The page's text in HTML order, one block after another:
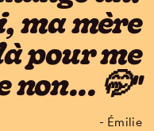
ma mère
pour me
non... 🤭"
- Émilie